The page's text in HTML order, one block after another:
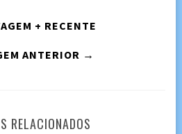
+ RECENTE
ANTERIOR →
RELACIONADOS